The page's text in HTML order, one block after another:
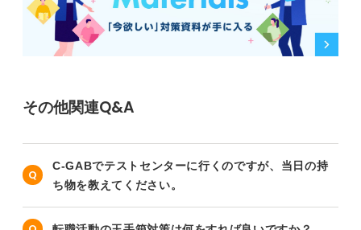
その他関連Q&A
C-GABでテストセンターに行くのですが、当日の持
ち物を教えてください。